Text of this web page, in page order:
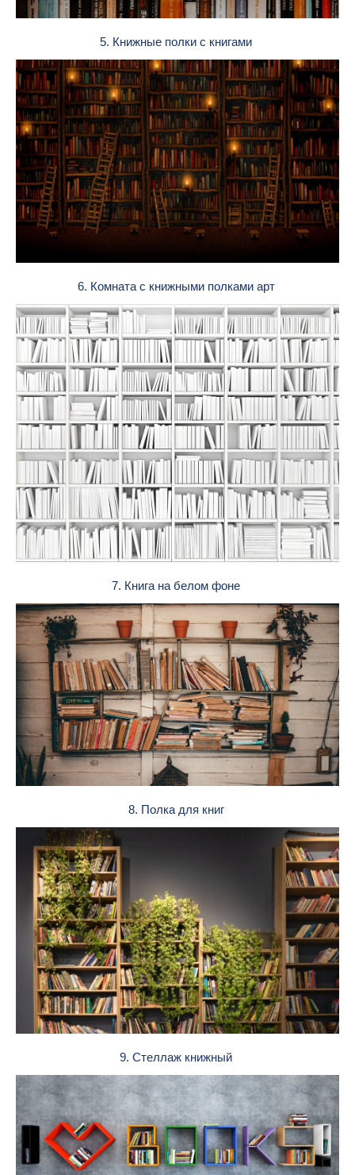
5. Книжные полки с книгами
6. Комната с книжными полками арт
7. Книга на белом фоне
8. Полка для книг
9. Стеллаж книжный